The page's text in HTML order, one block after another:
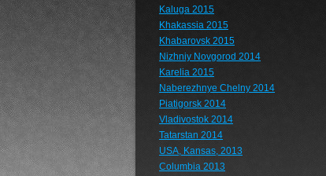
Kaluga 2015
Khakassia 2015
Khabarovsk 2015
Nizhniy Novgorod 2014
Karelia 2015
Naberezhnye Chelny 2014
Piatigorsk 2014
Vladivostok 2014
Tatarstan 2014
USA, Kansas, 2013
Columbia 2013